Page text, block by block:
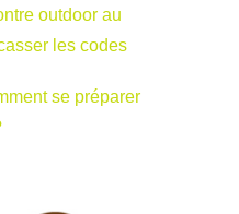
outdoor au
les codes
se préparer